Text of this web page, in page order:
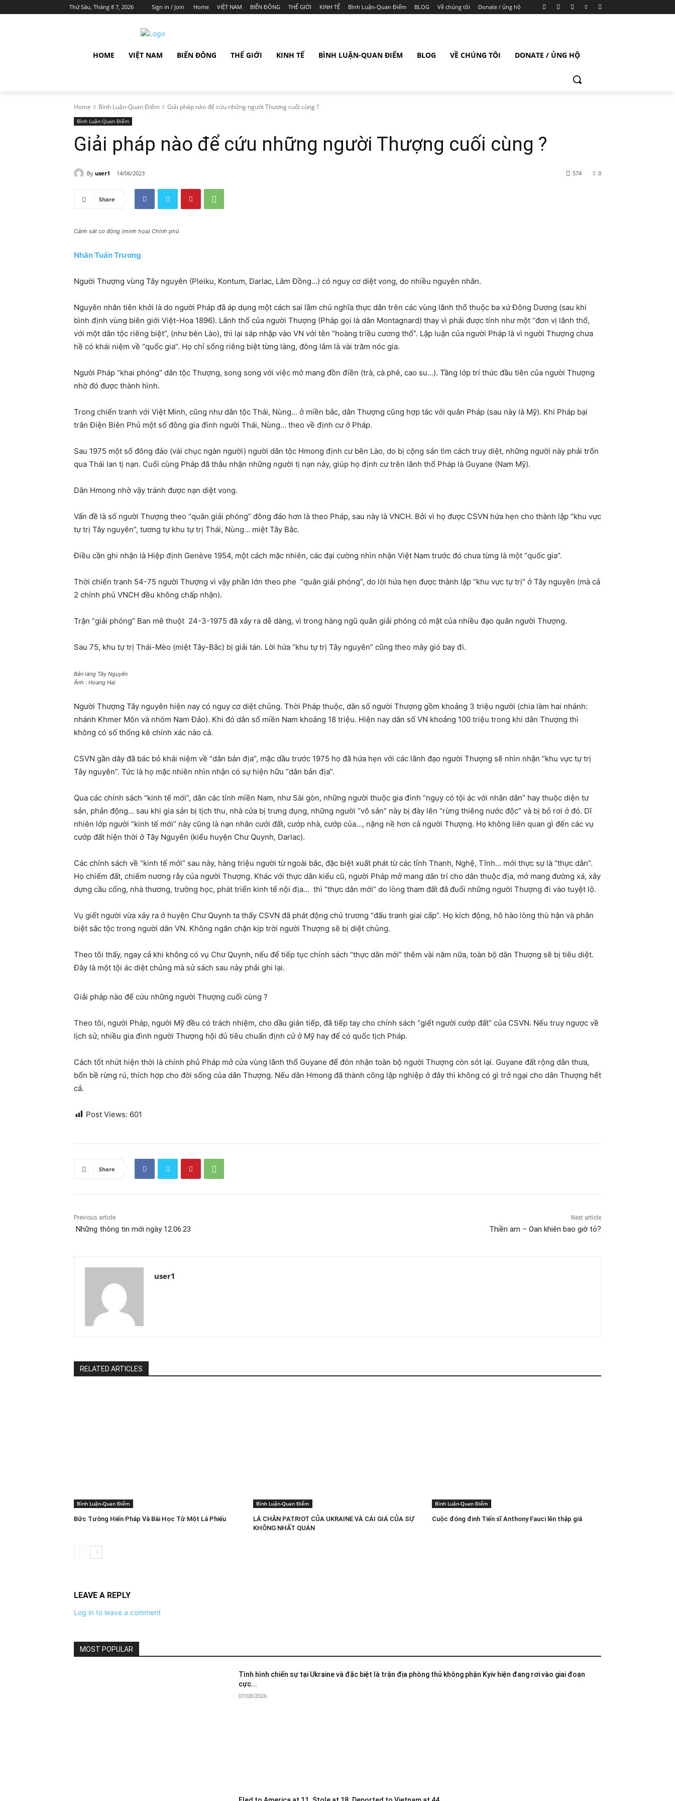
Thứ Sáu, Tháng 8 7, 2026 Sign in / Join Home VIỆT NAM BIỂN ĐÔNG THẾ GIỚI KINH TẾ Bình Luận-Quan Điểm BLOG Về chúng tôi Donate / ủng hộ
HOME VIỆT NAM BIỂN ĐÔNG THẾ GIỚI KINH TẾ BÌNH LUẬN-QUAN ĐIỂM BLOG VỀ CHÚNG TÔI DONATE / ỦNG HỘ
Home Bình Luận-Quan Điểm Giải pháp nào để cứu những người Thượng cuối cùng ?
Bình Luận-Quan Điểm
Giải pháp nào để cứu những người Thượng cuối cùng ?
By user1 14/06/2023 0
574
Share
Cảnh sát cơ động (minh họa) Chính phủ
Nhân Tuấn Trương
Người Thượng vùng Tây nguyên (Pleiku, Kontum, Darlac, Lâm Đồng…) có nguy cơ diệt vong, do nhiều nguyên nhân.
Nguyên nhân tiên khởi là do người Pháp đã áp dụng một cách sai lầm chủ nghĩa thực dân trên các vùng lãnh thổ thuộc ba xứ Đông Dương (sau khi
bình định vùng biên giới Việt-Hoa 1896). Lãnh thổ của người Thượng (Pháp gọi là dân Montagnard) thay vì phải được tính như một “đơn vị lãnh thổ,
với một dân tộc riêng biệt”, (như bên Lào), thì lại sáp nhập vào VN với tên “hoàng triều cương thổ”. Lập luận của người Pháp là vì người Thượng chưa
hề có khái niệm về “quốc gia”. Họ chỉ sống riêng biệt từng làng, đông lắm là vài trăm nóc gia.
Người Pháp “khai phóng” dân tộc Thượng, song song với việc mở mang đồn điền (trà, cà phê, cao su…). Tầng lớp trí thức đầu tiên của người Thượng
nhờ đó được thành hình.
Trong chiến tranh với Việt Minh, cũng như dân tộc Thái, Nùng… ở miền bắc, dân Thượng cũng hợp tác với quân Pháp (sau này là Mỹ). Khi Pháp bại
trân Điện Biên Phủ một số đông gia đình người Thái, Nùng… theo về định cư ở Pháp.
Sau 1975 một số đông đảo (vài chục ngàn người) người dân tộc Hmong định cư bên Lào, do bị cộng sản tìm cách truy diệt, những người này phải trốn
qua Thái lan tị nạn. Cuối cùng Pháp đã thâu nhận những người tị nạn này, giúp họ định cư trên lãnh thổ Pháp là Guyane (Nam Mỹ).
Dân Hmong nhờ vậy tránh được nạn diệt vong.
Vấn đề là số người Thượng theo “quân giải phóng” đông đảo hơn là theo Pháp, sau này là VNCH. Bởi vì họ được CSVN hứa hẹn cho thành lập “khu vực
tự trị Tây nguyên”, tương tự khu tự trị Thái, Nùng… miệt Tây Bắc.
Điều cần ghi nhận là Hiệp định Genève 1954, một cách mặc nhiên, các đại cường nhìn nhận Việt Nam trước đó chưa từng là một “quốc gia”.
Thời chiến tranh 54-75 người Thượng vì vậy phần lớn theo phe “quân giải phóng”, do lời hứa hẹn được thành lập “khu vực tự trị” ở Tây nguyên (mà cả
2 chính phủ VNCH đều không chấp nhận).
Trận “giải phóng” Ban mê thuột 24-3-1975 đã xảy ra dễ dàng, vì trong hàng ngũ quân giải phóng có mặt của nhiều đạo quân người Thượng.
Sau 75, khu tự trị Thái-Mèo (miệt Tây-Bắc) bị giải tán. Lời hứa “khu tự trị Tây nguyên” cũng theo mây gió bay đi.
Bản làng Tây Nguyên
Ảnh : Hoang Hai
Người Thượng Tây nguyên hiện nay có nguy cơ diệt chủng. Thời Pháp thuộc, dân số người Thượng gồm khoảng 3 triệu người (chia làm hai nhánh:
nhánh Khmer Môn và nhóm Nam Đảo). Khi đó dân số miền Nam khoảng 18 triệu. Hiện nay dân số VN khoảng 100 triệu trong khi dân Thượng thì
không có số thống kê chính xác nào cả.
CSVN gần dây đã bác bỏ khái niệm về “dân bản địa”, mặc dầu trước 1975 họ đã hứa hẹn với các lãnh đạo người Thượng sẽ nhìn nhận “khu vực tự trị
Tây nguyên”. Tức là họ mặc nhiên nhìn nhận có sự hiện hữu “dân bản địa”.
Qua các chính sách “kinh tế mới”, dân các tỉnh miền Nam, như Sài gòn, những người thuộc gia đình “ngụy có tội ác với nhân dân” hay thuộc diện tư
sản, phản động… sau khi gia sản bị tịch thu, nhà cửa bị trưng dụng, những người “vô sản” này bị đày lên “rừng thiêng nước độc” và bị bỏ rơi ở đó. Dĩ
nhiên lớp người “kinh tế mới” này cũng là nạn nhân cưới đất, cướp nhà, cướp của…, nặng nề hơn cả người Thượng. Họ không liên quan gì đến các vụ
cướp đất hiện thời ở Tây Nguyên (kiểu huyện Chư Quynh, Darlac).
Các chính sách về “kinh tế mới” sau này, hàng triệu người từ ngoài bắc, đặc biệt xuất phát từ các tỉnh Thanh, Nghệ, Tĩnh… mới thực sự là “thực dân”.
Họ chiếm đất, chiếm nương rẫy của người Thượng. Khác với thực dân kiểu cũ, người Pháp mở mang dân trí cho dân thuộc địa, mở mang đường xá, xây
dựng cầu cống, nhà thương, trường học, phát triển kinh tế nội địa… thì “thực dân mới” do lòng tham đất đã đuổi những người Thượng đi vào tuyệt lộ.
Vụ giết người vừa xảy ra ở huyện Chư Quynh ta thấy CSVN đã phát động chủ trương “đấu tranh giai cấp”. Họ kích động, hô hào lòng thù hận và phân
biệt sắc tộc trong người dân VN. Không ngăn chặn kịp trời người Thượng sẽ bị diệt chủng.
Theo tôi thấy, ngay cả khi không có vụ Chư Quynh, nếu để tiếp tục chính sách “thực dân mới” thêm vài năm nữa, toàn bộ dân Thượng sẽ bị tiêu diệt.
Đây là một tội ác diệt chủng mà sử sách sau này phải ghi lại.
Giải pháp nào để cứu những người Thượng cuối cùng ?
Theo tôi, người Pháp, người Mỹ đều có trách nhiệm, cho dầu gián tiếp, đã tiếp tay cho chính sách “giết người cướp đất” của CSVN. Nếu truy ngược về
lịch sử, nhiều gia đình người Thượng hội đủ tiêu chuẩn định cử ở Mỹ hay để có quốc tịch Pháp.
Cách tốt nhứt hiện thời là chính phủ Pháp mở cửa vùng lãnh thổ Guyane để đón nhận toàn bộ người Thượng còn sót lại. Guyane đất rộng dân thưa,
bốn bề rừng rú, thích hợp cho đời sống của dân Thượng. Nếu dân Hmong đã thành công lập nghiệp ở đây thì không có gì trở ngại cho dân Thượng hết
cả.
Post Views: 601
Share
Previous article
Những thông tin mới ngày 12.06.23
Next article
Thiền am – Oan khiên bao giờ tỏ?
user1
RELATED ARTICLES
Bình Luận-Quan Điểm
Bức Tường Hiến Pháp Và Bài Học Từ Một Lá Phiếu
Bình Luận-Quan Điểm
LÁ CHẮN PATRIOT CỦA UKRAINE VÀ CÁI GIÁ CỦA SỰ
KHÔNG NHẤT QUÁN
Bình Luận-Quan Điểm
Cuộc đóng đinh Tiến sĩ Anthony Fauci lên thập giá
LEAVE A REPLY
Log in to leave a comment
MOST POPULAR
Tình hình chiến sự tại Ukraine và đặc biệt là trận địa phòng thủ không phận Kyiv hiện đang rơi vào giai đoạn
cực...
07/08/2026